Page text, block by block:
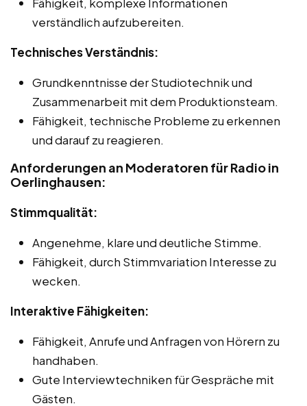
verständlich aufzubereiten.
Technisches Verständnis:
Grundkenntnisse der Studiotechnik und
Zusammenarbeit mit dem Produktionsteam.
Fähigkeit, technische Probleme zu erkennen
und darauf zu reagieren.
Anforderungen an Moderatoren für Radio in
Oerlinghausen:
Stimmqualität:
Angenehme, klare und deutliche Stimme.
Fähigkeit, durch Stimmvariation Interesse zu
wecken.
Interaktive Fähigkeiten:
Fähigkeit, Anrufe und Anfragen von Hörern zu
handhaben.
Gute Interviewtechniken für Gespräche mit
Gästen.